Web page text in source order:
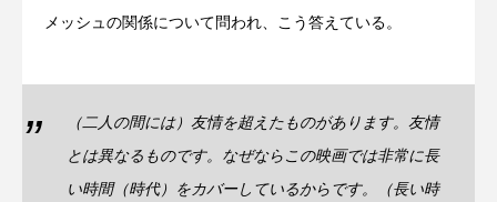
メッシュの関係について問われ、こう答えている。
（二人の間には）友情を超えたものがあります。友情
とは異なるものです。なぜならこの映画では非常に長
い時間（時代）をカバーしているからです。（長い時